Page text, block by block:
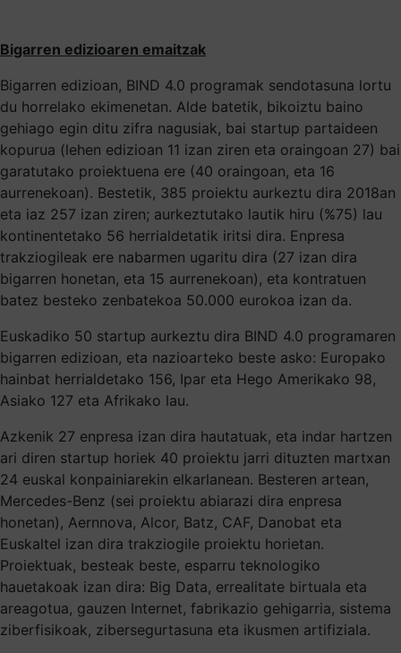
Bigarren edizioaren emaitzak
Bigarren edizioan, BIND 4.0 programak sendotasuna lortu
du horrelako ekimenetan. Alde batetik, bikoiztu baino
gehiago egin ditu zifra nagusiak, bai startup partaideen
kopurua (lehen edizioan 11 izan ziren eta oraingoan 27) bai
garatutako proiektuena ere (40 oraingoan, eta 16
aurrenekoan). Bestetik, 385 proiektu aurkeztu dira 2018an
eta iaz 257 izan ziren; aurkeztutako lautik hiru (%75) lau
kontinentetako 56 herrialdetatik iritsi dira. Enpresa
trakziogileak ere nabarmen ugaritu dira (27 izan dira
bigarren honetan, eta 15 aurrenekoan), eta kontratuen
batez besteko zenbatekoa 50.000 eurokoa izan da.
Euskadiko 50 startup aurkeztu dira BIND 4.0 programaren
bigarren edizioan, eta nazioarteko beste asko: Europako
hainbat herrialdetako 156, Ipar eta Hego Amerikako 98,
Asiako 127 eta Afrikako lau.
Azkenik 27 enpresa izan dira hautatuak, eta indar hartzen
ari diren startup horiek 40 proiektu jarri dituzten martxan
24 euskal konpainiarekin elkarlanean. Besteren artean,
Mercedes-Benz (sei proiektu abiarazi dira enpresa
honetan), Aernnova, Alcor, Batz, CAF, Danobat eta
Euskaltel izan dira trakziogile proiektu horietan.
Proiektuak, besteak beste, esparru teknologiko
hauetakoak izan dira: Big Data, errealitate birtuala eta
areagotua, gauzen Internet, fabrikazio gehigarria, sistema
ziberfisikoak, zibersegurtasuna eta ikusmen artifiziala.